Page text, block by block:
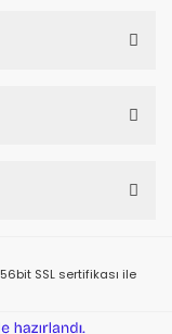
SSL sertifikası ile